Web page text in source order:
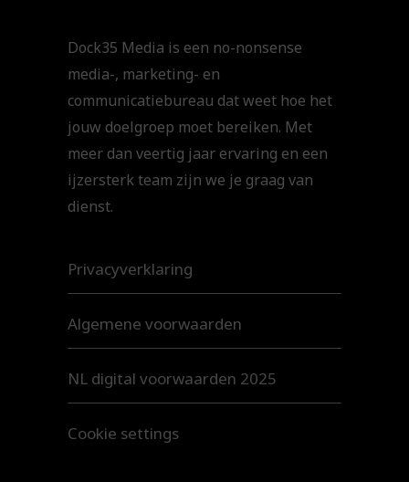
Dock35 Media is een no-nonsense
media-, marketing- en
communicatiebureau dat weet hoe het
jouw doelgroep moet bereiken. Met
meer dan veertig jaar ervaring en een
ijzersterk team zijn we je graag van
dienst.
Privacyverklaring
Algemene voorwaarden
NL digital voorwaarden 2025
Cookie settings